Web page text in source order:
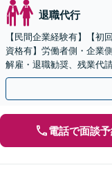
退職代行
【民間企業経験有】【初
資格有】労働者側・企業
解雇・退職勧奨、残業代
ます。
電話で面談